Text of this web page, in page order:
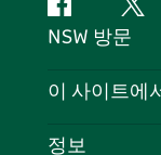
페
이
북
지
다
NSW 방문
문의하기
이 사이트에
목적지
정보